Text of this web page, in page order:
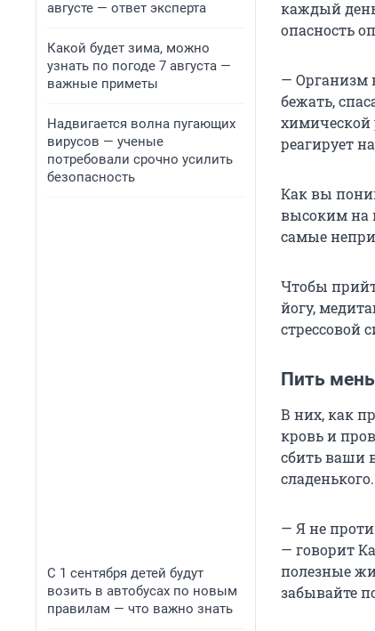
августе — ответ эксперта
Какой будет зима, можно
узнать по погоде 7 августа —
важные приметы
Надвигается волна пугающих
вирусов — ученые
потребовали срочно усилить
безопасность
С 1 сентября детей будут
возить в автобусах по новым
правилам — что важно знать
каждый
опасность
— Организм
бежать,
химической
реагирует
Как вы
высоким на
самые
Чтобы
йогу,
стрессовой
Пить
В них, как
кровь и
сбить ваши
сладенького.
— Я не
— говорит
полезные
забывайте